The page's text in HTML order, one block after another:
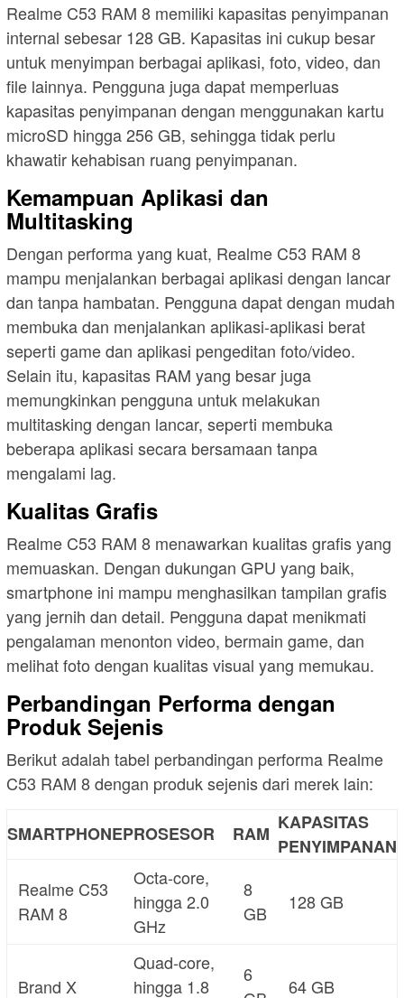
Realme C53 RAM 8 memiliki kapasitas penyimpanan
internal sebesar 128 GB. Kapasitas ini cukup besar
untuk menyimpan berbagai aplikasi, foto, video, dan
file lainnya. Pengguna juga dapat memperluas
kapasitas penyimpanan dengan menggunakan kartu
microSD hingga 256 GB, sehingga tidak perlu
khawatir kehabisan ruang penyimpanan.
Kemampuan Aplikasi dan
Multitasking
Dengan performa yang kuat, Realme C53 RAM 8
mampu menjalankan berbagai aplikasi dengan lancar
dan tanpa hambatan. Pengguna dapat dengan mudah
membuka dan menjalankan aplikasi-aplikasi berat
seperti game dan aplikasi pengeditan foto/video.
Selain itu, kapasitas RAM yang besar juga
memungkinkan pengguna untuk melakukan
multitasking dengan lancar, seperti membuka
beberapa aplikasi secara bersamaan tanpa
mengalami lag.
Kualitas Grafis
Realme C53 RAM 8 menawarkan kualitas grafis yang
memuaskan. Dengan dukungan GPU yang baik,
smartphone ini mampu menghasilkan tampilan grafis
yang jernih dan detail. Pengguna dapat menikmati
pengalaman menonton video, bermain game, dan
melihat foto dengan kualitas visual yang memukau.
Perbandingan Performa dengan
Produk Sejenis
Berikut adalah tabel perbandingan performa Realme
C53 RAM 8 dengan produk sejenis dari merek lain:
SMARTPHONEPROSESOR RAM KAPASITAS
PENYIMPANAN
Realme C53
RAM 8
Octa-core,
hingga 2.0
GHz
8
GB
128 GB
Brand X
Quad-core,
hingga 1.8
6
64 GB